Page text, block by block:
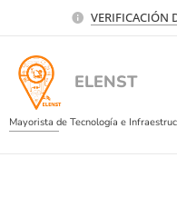
VERIFICACIÓN
ELENST
Mayorista de Tecnología e